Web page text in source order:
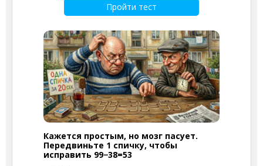
Пройти тест
Кажется простым, но мозг пасует.
Передвиньте 1 спичку, чтобы
исправить 99−38=53